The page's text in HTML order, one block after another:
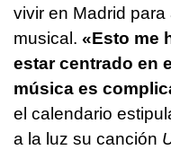
vivir en Madrid
musical. «Esto me
estar centrado en
música es
el calendario
a la luz su canción